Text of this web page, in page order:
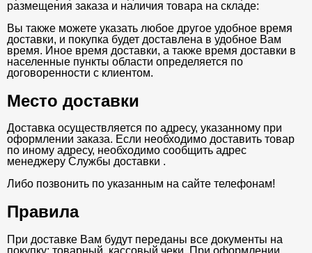
размещения заказа и наличия товара на складе:
Вы также можете указать любое другое удобное время
доставки, и покупка будет доставлена в удобное Вам
время. Иное время доставки, а также время доставки в
населенные пункты области определяется по
договоренности с клиентом.
Место доставки
Доставка осуществляется по адресу, указанному при
оформлении заказа. Если необходимо доставить товар
по иному адресу, необходимо сообщить адрес
менеджеру Службы доставки .
Либо позвонить по указанным на сайте телефонам!
Правила
При доставке Вам будут переданы все документы на